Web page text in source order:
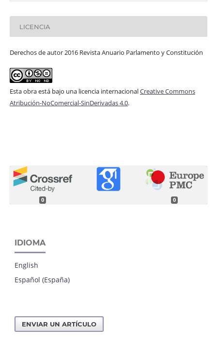
LICENCIA
Derechos de autor 2016 Revista Anuario Parlamento y Constitución
Esta obra está bajo una licencia internacionalCreative Commons
Atribución-NoComercial-SinDerivadas 4.0.
0 0
IDIOMA
English
Español (España)
ENVIAR UN ARTÍCULO